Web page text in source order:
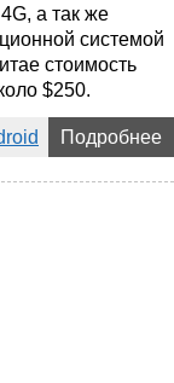
а так же
системой
стоимость
$250.
Подробнее